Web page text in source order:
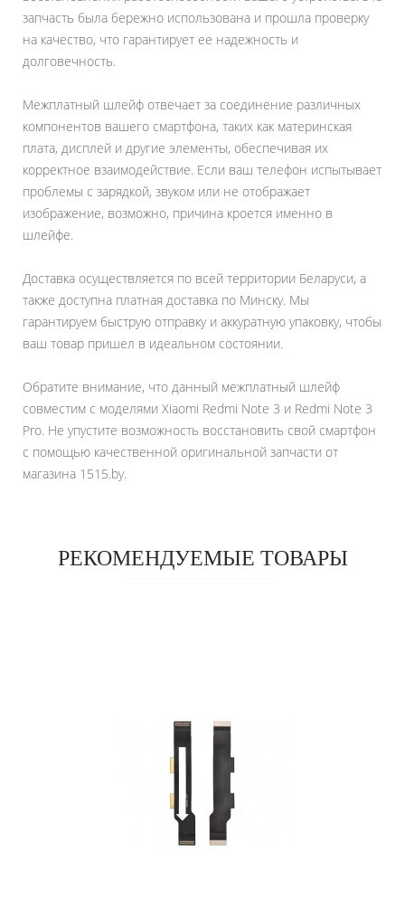
запчасть была бережно использована и прошла проверку
на качество, что гарантирует ее надежность и
долговечность.
Межплатный шлейф отвечает за соединение различных
компонентов вашего смартфона, таких как материнская
плата, дисплей и другие элементы, обеспечивая их
корректное взаимодействие. Если ваш телефон испытывает
проблемы с зарядкой, звуком или не отображает
изображение, возможно, причина кроется именно в
шлейфе.
Доставка осуществляется по всей территории Беларуси, а
также доступна платная доставка по Минску. Мы
гарантируем быструю отправку и аккуратную упаковку, чтобы
ваш товар пришел в идеальном состоянии.
Обратите внимание, что данный межплатный шлейф
совместим с моделями Xiaomi Redmi Note 3 и Redmi Note 3
Pro. Не упустите возможность восстановить свой смартфон
с помощью качественной оригинальной запчасти от
магазина 1515.by.
РЕКОМЕНДУЕМЫЕ ТОВАРЫ